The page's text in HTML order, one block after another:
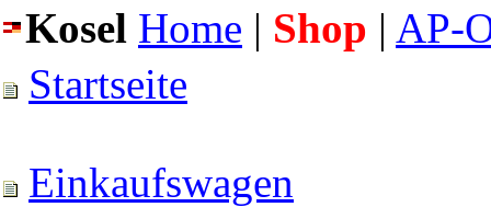
Kosel Home | Shop | AP-
Startseite
Einkaufswagen